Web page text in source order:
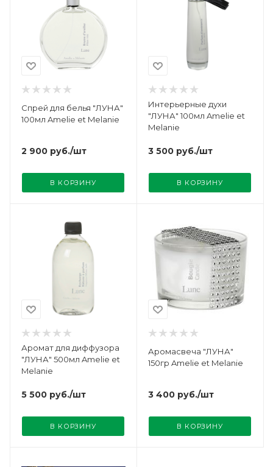
Спрей для белья "ЛУНА"
100мл Amelie et Melanie
2 900 руб./шт
В КОРЗИНУ
Интерьерные духи
"ЛУНА" 100мл Amelie et
Melanie
3 500 руб./шт
В КОРЗИНУ
Аромат для диффузора
"ЛУНА" 500мл Amelie et
Melanie
5 500 руб./шт
В КОРЗИНУ
Аромасвеча "ЛУНА"
150гр Amelie et Melanie
3 400 руб./шт
В КОРЗИНУ